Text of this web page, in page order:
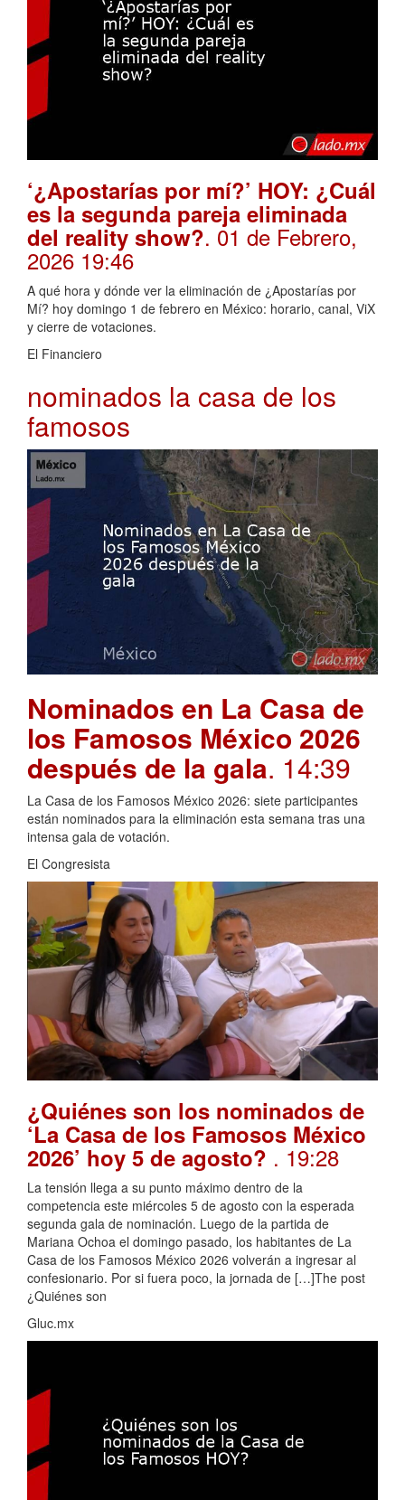
‘¿Apostarías por mí?’ HOY: ¿Cuál
es la segunda pareja eliminada
del reality show?. 01 de Febrero,
2026 19:46
A qué hora y dónde ver la eliminación de ¿Apostarías por
Mí? hoy domingo 1 de febrero en México: horario, canal, ViX
y cierre de votaciones.
El Financiero
nominados la casa de los
famosos
Nominados en La Casa de
los Famosos México 2026
después de la gala. 14:39
La Casa de los Famosos México 2026: siete participantes
están nominados para la eliminación esta semana tras una
intensa gala de votación.
El Congresista
¿Quiénes son los nominados de
‘La Casa de los Famosos México
2026’ hoy 5 de agosto? . 19:28
La tensión llega a su punto máximo dentro de la
competencia este miércoles 5 de agosto con la esperada
segunda gala de nominación. Luego de la partida de
Mariana Ochoa el domingo pasado, los habitantes de La
Casa de los Famosos México 2026 volverán a ingresar al
confesionario. Por si fuera poco, la jornada de […]The post
¿Quiénes son
Gluc.mx